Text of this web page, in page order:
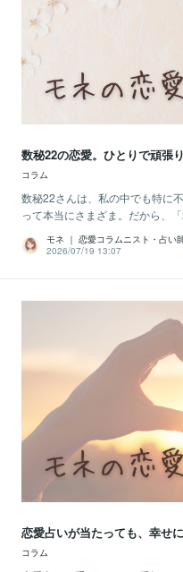
数秘22の恋愛。ひとりで頑張
コラム
数秘22さんは、私の中でも特に
って本当にさまざま。だから、
モネ ｜ 恋愛コラムニスト・占い
2026/07/19 13:07
恋愛占いが当たっても、幸せ
コラム